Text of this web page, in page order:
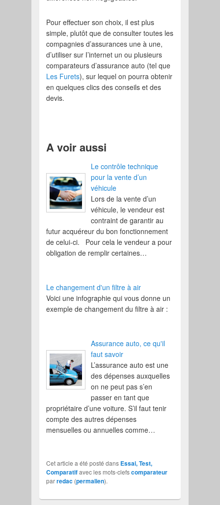
Pour effectuer son choix, il est plus
simple, plutôt que de consulter toutes les
compagnies d’assurances une à une,
d’utiliser sur I’internet un ou plusieurs
comparateurs d’assurance auto (tel que
Les Furets), sur lequel on pourra obtenir
en quelques clics des conseils et des
devis.
A voir aussi
Le contrôle technique
pour la vente d’un
véhicule
Lors de la vente d’un
véhicule, le vendeur est
contraint de garantir au
futur acquéreur du bon fonctionnement
de celui-ci. Pour cela le vendeur a pour
obligation de remplir certaines…
Le changement d'un filtre à air
Voici une infographie qui vous donne un
exemple de changement du filtre à air :
Assurance auto, ce qu'il
faut savoir
L’assurance auto est une
des dépenses auxquelles
on ne peut pas s’en
passer en tant que
propriétaire d’une voiture. S’il faut tenir
compte des autres dépenses
mensuelles ou annuelles comme…
Cet article a été posté dans Essai, Test,
Comparatifavec les mots-clefscomparateur
parredac (permalien).